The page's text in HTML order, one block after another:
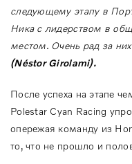
следующему этапу в
Ника с лидерством в
местом. Очень рад за
(NéstorGirolami).
После успеха на этапе
Polestar Cyan Racing
опережая команду из
то, что не прошло и